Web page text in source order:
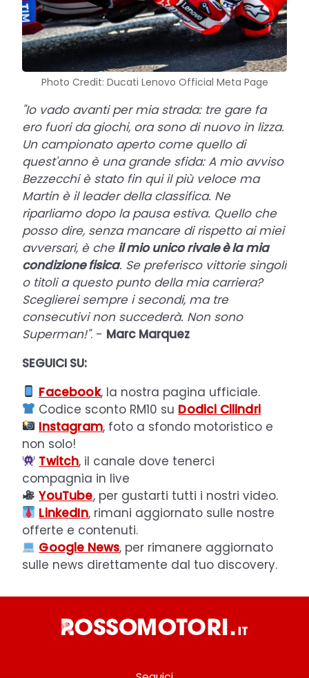
Photo Credit: Ducati Lenovo Official Meta Page
"Io vado avanti per mia strada: tre gare fa
ero fuori da giochi, ora sono di nuovo in lizza.
Un campionato aperto come quello di
quest'anno è una grande sfida: A mio avviso
Bezzecchi è stato fin qui il più veloce ma
Martin è il leader della classifica. Ne
riparliamo dopo la pausa estiva. Quello che
posso dire, senza mancare di rispetto ai miei
avversari, è che il mio unico rivale è la mia
condizione fisica. Se preferisco vittorie singoli
o titoli a questo punto della mia carriera?
Sceglierei sempre i secondi, ma tre
consecutivi non succederà. Non sono
Superman!". - Marc Marquez
SEGUICI SU:
Facebook, la nostra pagina ufficiale.
Codice sconto RM10 su Dodici Cilindri
Instagram, foto a sfondo motoristico e
non solo!
Twitch, il canale dove tenerci
compagnia in live
YouTube, per gustarti tutti i nostri video.
LinkedIn, rimani aggiornato sulle nostre
offerte e contenuti.
Google News, per rimanere aggiornato
sulle news direttamente dal tuo discovery.